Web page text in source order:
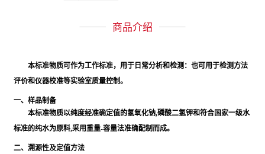
商品介绍
本标准物质可作为工作标准，用于日常分析和检测：也可用于检测方法
评价和仪器校准等实验室质量控制。
一、样品制备
本标准物质以纯度经准确定值的氢氧化钠,磷酸⼆氢钾和符合国家一级水
标准的纯水为原料,采⽤重量-容量法准确配制⽽成。
二、溯源性及定值方法